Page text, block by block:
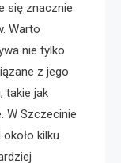
się znacznie
Warto
nie tylko
z jego
takie jak
W Szczecinie
kilku